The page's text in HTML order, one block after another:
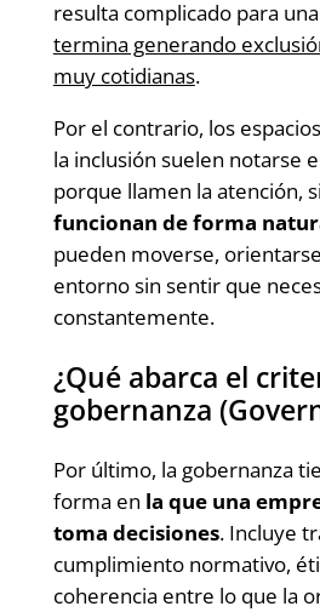
resulta complicado para
termina generando
muy cotidianas.
Por el contrario, los
la inclusión suelen notarse
porque llamen la atención,
funcionan de forma
pueden moverse,
entorno sin sentir que
constantemente.
¿Qué abarca el
gobernanza
Por último, la gobernanza
forma en la que una
toma decisiones. Incluye
cumplimiento normativo,
coherencia entre lo que la